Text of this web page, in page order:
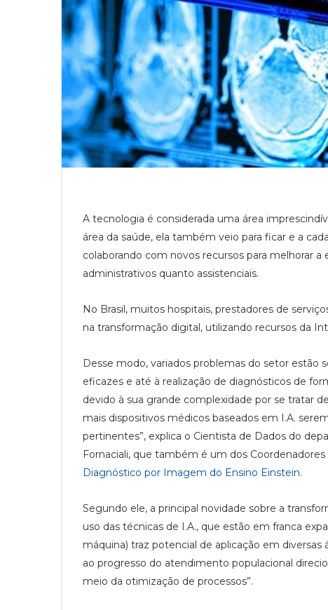
A tecnologia é considerada uma área
área da saúde, ela também veio para ficar e a
colaborando com novos recursos para melhorar
administrativos quanto assistenciais.
No Brasil, muitos hospitais, prestadores de
na transformação digital, utilizando recursos da
Desse modo, variados problemas do setor estão
eficazes e até à realização de diagnósticos de
devido à sua grande complexidade por se tratar
mais dispositivos médicos baseados em I.A.
pertinentes”, explica o Cientista de Dados do
Fornaciali, que também é um dos Coordenadores
Diagnóstico por Imagem do Ensino Einstein.
Segundo ele, a principal novidade sobre a
uso das técnicas de I.A., que estão em franca
máquina) traz potencial de aplicação em
ao progresso do atendimento populacional
meio da otimização de processos”.